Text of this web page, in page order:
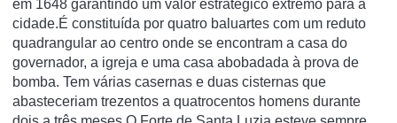
em 1648 garantindo um valor estratégico extremo para a
cidade.É constituída por quatro baluartes com um reduto
quadrangular ao centro onde se encontram a casa do
governador, a igreja e uma casa abobadada à prova de
bomba. Tem várias casernas e duas cisternas que
abasteceriam trezentos a quatrocentos homens durante